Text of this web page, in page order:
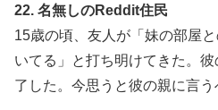
22. 名無しのReddit住民
15歳の頃、友人が「妹の部屋
いてる」と打ち明けてきた。
了した。今思うと彼の親に言う